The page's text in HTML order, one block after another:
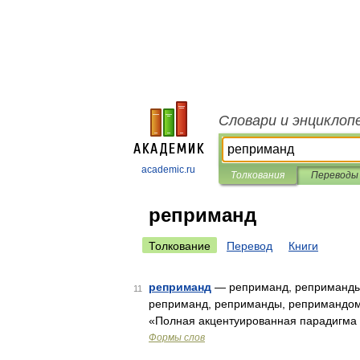
academic.ru
Словари и
Толкования Переводы
реприманд
Толкование Перевод Книги
11 реприманд — реприманд,
реприманд, реприманды,
«Полная акцентуированная
Формы слов